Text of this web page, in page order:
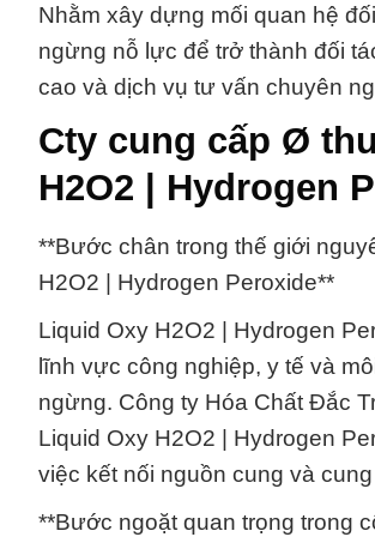
Nhằm xây dựng mối quan hệ
ngừng nỗ lực để trở thành đối
cao và dịch vụ tư vấn chuyên
Cty cung cấp Ø
H2O2 | Hydrogen
**Bước chân trong thế giới
H2O2 | Hydrogen Peroxide**
Liquid Oxy H2O2 | Hydrogen
lĩnh vực công nghiệp, y tế và
ngừng. Công ty Hóa Chất Đắc
Liquid Oxy H2O2 | Hydrogen
việc kết nối nguồn cung và
**Bước ngoặt quan trọng trong